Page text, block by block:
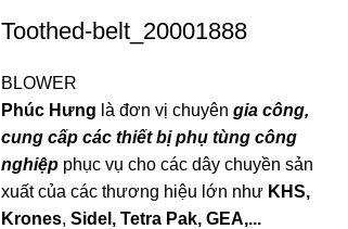
Toothed-belt_20001888
BLOWER
Phúc Hưng là đơn vị chuyên gia công,
cung cấp các thiết bị phụ tùng công
nghiệp phục vụ cho các dây chuyền sản
xuất của các thương hiệu lớn như KHS,
Krones, Sidel, Tetra Pak, GEA,...